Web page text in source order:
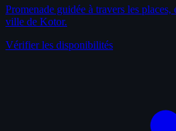
Promenade guidée à travers les
ville de Kotor.
Vérifier les disponibilités